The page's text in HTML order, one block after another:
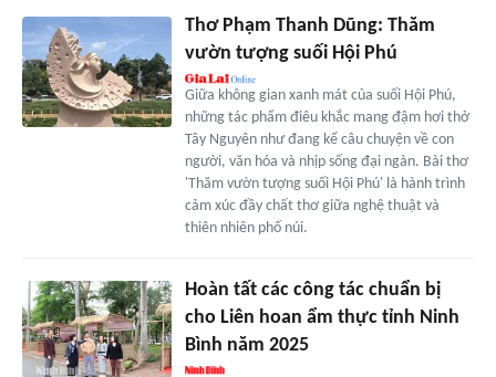
Thơ Phạm Thanh Dũng: Thăm
vườn tượng suối Hội Phú
Giữa không gian xanh mát của suối Hội Phú,
những tác phẩm điêu khắc mang đậm hơi thở
Tây Nguyên như đang kể câu chuyện về con
người, văn hóa và nhịp sống đại ngàn. Bài thơ
'Thăm vườn tượng suối Hội Phú' là hành trình
cảm xúc đầy chất thơ giữa nghệ thuật và
thiên nhiên phố núi.
Hoàn tất các công tác chuẩn bị
cho Liên hoan ẩm thực tỉnh Ninh
Bình năm 2025